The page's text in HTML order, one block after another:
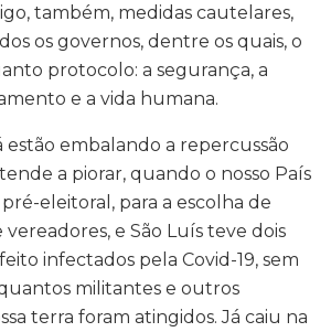
também, medidas cautelares,
os governos, dentre os quais, o
protocolo: a segurança, a
e a vida humana.
estão embalando a repercussão
a piorar, quando o nosso País
eleitoral, para a escolha de
e São Luís teve dois
infectados pela Covid-19, sem
militantes e outros
terra foram atingidos. Já caiu na